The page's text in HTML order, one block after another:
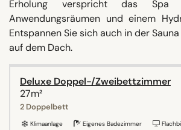
Erholung verspricht das
Anwendungsräumen und einem
Entspannen Sie sich auch in der
auf dem Dach.
Deluxe Doppel-/Zweibettzimmer
27m²
2 Doppelbett
Klimaanlage Eigenes Badezimmer